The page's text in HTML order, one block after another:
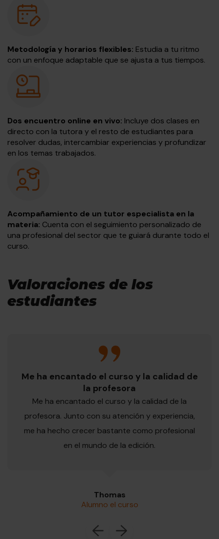
Metodología y horarios flexibles: Estudia a tu ritmo
con un enfoque adaptable que se ajusta a tus tiempos.
Dos encuentro online en vivo: Incluye dos clases en
directo con la tutora y el resto de estudiantes para
resolver dudas, intercambiar experiencias y profundizar
en los temas trabajados.
Acompañamiento de un tutor especialista en la
materia: Cuenta con el seguimiento personalizado de
una profesional del sector que te guiará durante todo el
curso.
Valoraciones de los
estudiantes
Me ha encantado el curso y la calidad de
la profesora
Me ha encantado el curso y la calidad de la
profesora. Junto con su atención y experiencia,
me ha hecho crecer bastante como profesional
en el mundo de la edición.
Thomas
Alumno el curso